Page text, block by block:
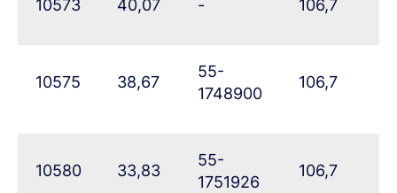
10573 40,07 - 106,7
10575 38,67
55-
1748900
106,7
10580 33,83
55-
1751926
106,7